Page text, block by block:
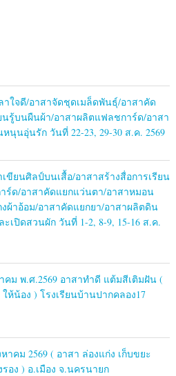
ใจดี/อาสาจัดชุดเมล็ดพันธุ์/อาสาคัด
นรู้บนผืนผ้า/อาสาผลิตแฟลชการ์ด/อาสา
นุนอุ่นรัก วันที่ 22-23, 29-30 ส.ค. 2569
ขียนศิลป์บนเสื้อ/อาสาสร้างสื่อการเรียน
ร์ด/อาสาคัดแยกแว่นตา/อาสาหมอน
ผ้าอ้อม/อาสาคัดแยกยา/อาสาผลิตดิน
เปิดสวนผัก วันที่ 1-2, 8-9, 15-16 ส.ค.
คม พ.ศ.2569 อาสาทำดี แต้มสีเติมฝัน (
ห้น้อง ) โรงเรียนบ้านปากคลอง17
าคม 2569 ( อาสา ล่องแก่ง เก็บขยะ
อง ) อ.เมือง จ.นครนายก